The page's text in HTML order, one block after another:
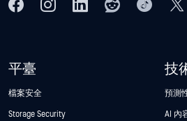
平臺
檔案安全
Storage Security
技
預測
AI 內